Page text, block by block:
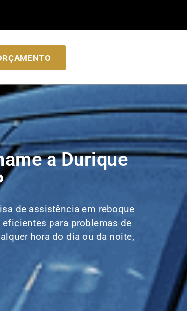
a Durique
de assistência em reboque
para problemas de
hora do dia ou da noite,